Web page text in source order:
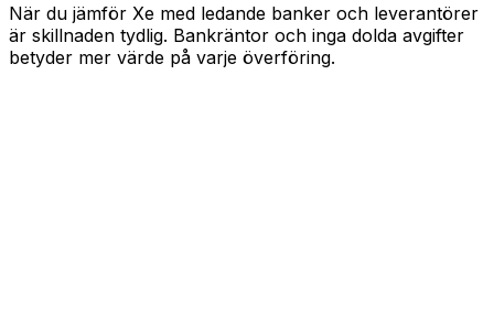
När du jämför Xe med ledande banker och leverantörer
är skillnaden tydlig. Bankräntor och inga dolda avgifter
betyder mer värde på varje överföring.